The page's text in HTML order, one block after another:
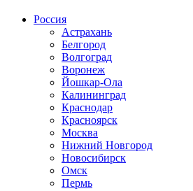
Россия
Астрахань
Белгород
Волгоград
Воронеж
Йошкар-Ола
Калининград
Краснодар
Красноярск
Москва
Нижний Новгород
Новосибирск
Омск
Пермь